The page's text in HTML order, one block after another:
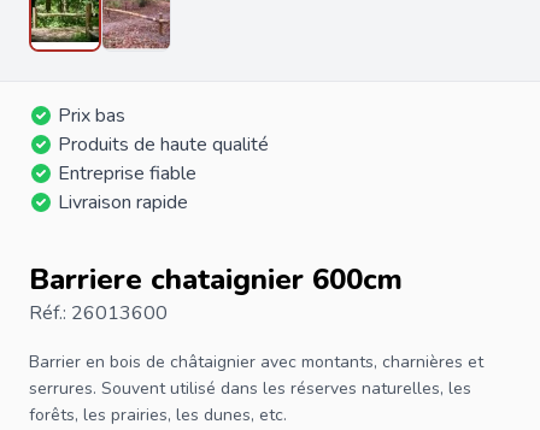
Prix bas
Produits de haute qualité
Entreprise fiable
Livraison rapide
Barriere chataignier 600cm
Réf.: 26013600
Barrier en bois de châtaignier avec montants, charnières et
serrures. Souvent utilisé dans les réserves naturelles, les
forêts, les prairies, les dunes, etc.